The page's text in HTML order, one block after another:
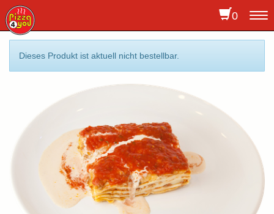
0
Dieses Produkt ist aktuell nicht bestellbar.